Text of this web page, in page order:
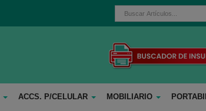
ACCS. P/CELULAR MOBILIARIO